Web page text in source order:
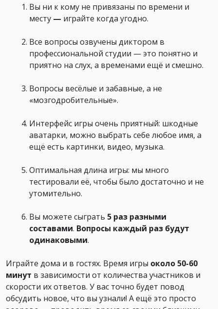
Вы ни к кому не привязаны по времени и
месту — играйте когда угодно.
Все вопросы озвучены диктором в
профессиональной студии — это понятно и
приятно на слух, а временами ещё и смешно.
Вопросы весёлые и забавные, а не
«мозгодробительные».
Интерфейс игры очень приятный: шкодные
аватарки, можно выбрать себе любое имя, а
ещё есть картинки, видео, музыка.
Оптимальная длина игры: мы много
тестировали её, чтобы было достаточно и не
утомительно.
Вы можете сыграть 5 раз разными
составами. Вопросы каждый раз будут
одинаковыми.
Играйте дома и в гостях. Время игры около 50-60
минут в зависимости от количества участников и
скорости их ответов. У вас точно будет повод
обсудить новое, что вы узнали! А ещё это просто